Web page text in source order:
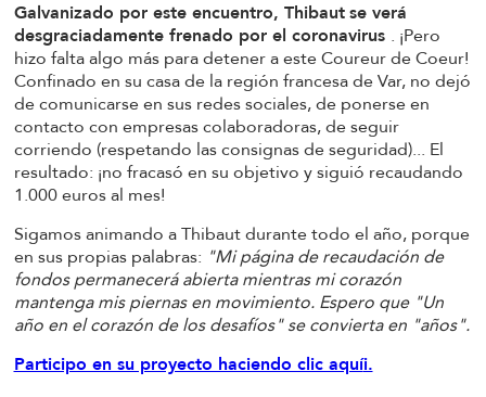
Galvanizado por este encuentro, Thibaut se verá
desgraciadamente frenado por el coronavirus . ¡Pero
hizo falta algo más para detener a este Coureur de Coeur!
Confinado en su casa de la región francesa de Var, no dejó
de comunicarse en sus redes sociales, de ponerse en
contacto con empresas colaboradoras, de seguir
corriendo (respetando las consignas de seguridad)... El
resultado: ¡no fracasó en su objetivo y siguió recaudando
1.000 euros al mes!
Sigamos animando a Thibaut durante todo el año, porque
en sus propias palabras: "Mi página de recaudación de
fondos permanecerá abierta mientras mi corazón
mantenga mis piernas en movimiento. Espero que "Un
año en el corazón de los desafíos" se convierta en "años".
Participo en su proyecto haciendo clic aquíi.